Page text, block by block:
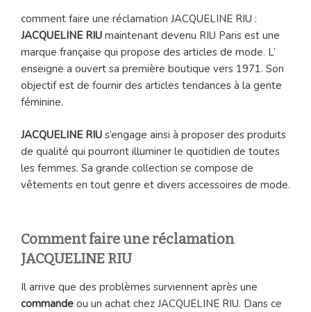
comment faire une réclamation JACQUELINE RIU :
JACQUELINE RIU maintenant devenu RIU Paris est une
marque française qui propose des articles de mode. L’
enseigne a ouvert sa première boutique vers 1971. Son
objectif est de fournir des articles tendances à la gente
féminine.
JACQUELINE RIU s’engage ainsi à proposer des produits
de qualité qui pourront illuminer le quotidien de toutes
les femmes. Sa grande collection se compose de
vêtements en tout genre et divers accessoires de mode.
Comment faire une réclamation
JACQUELINE RIU
Il arrive que des problèmes surviennent après une
commande ou un achat chez JACQUELINE RIU. Dans ce